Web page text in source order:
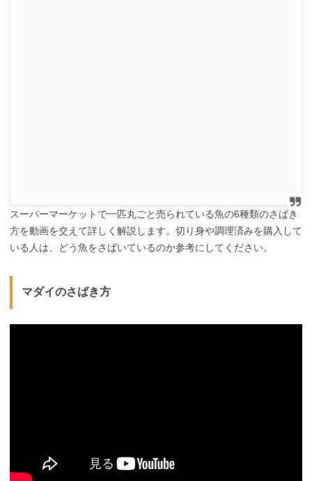
スーパーマーケットで一匹丸ごと売られている魚の6種類のさばき
方を動画を交えて詳しく解説します。切り身や調理済みを購入して
いる人は、どう魚をさばいているのか参考にしてください。
マダイのさばき方